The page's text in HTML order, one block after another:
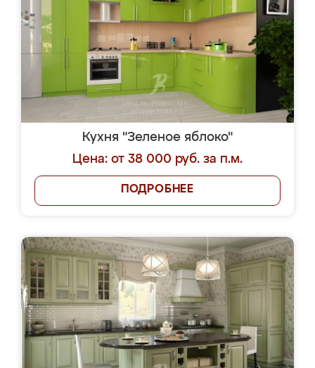
Кухня "Зеленое яблоко"
Цена: от 38 000 руб. за п.м.
ПОДРОБНЕЕ